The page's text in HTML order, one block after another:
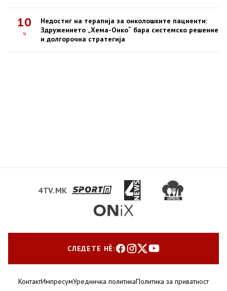
10
ч
Недостиг на терапија за онколошките пациенти:
Здружението „Хема-Онко“ бара системско решение
и долгорочна стратегија
4TV.MK
СЛЕДЕТЕ НЀ:
КонтактИмпресумУредничка политикаПолитика за приватност